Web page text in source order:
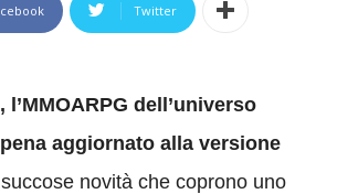
Twitter
l’MMOARPG dell’universo
aggiornato alla versione
novità che coprono uno